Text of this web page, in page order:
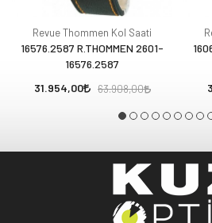
Revue Thommen Kol Saati
16576.2587 R.THOMMEN 2601-
16576.2587
31.954,00
63.908,00